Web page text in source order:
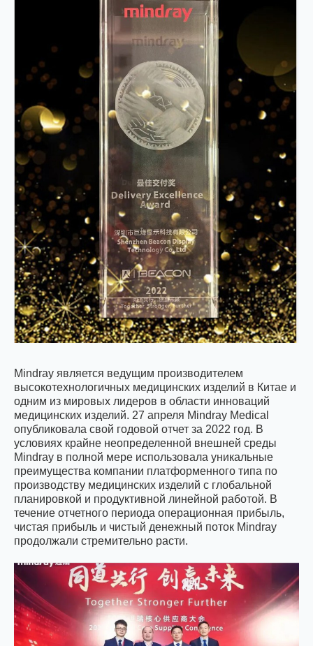
Mindray является ведущим производителем
высокотехнологичных медицинских изделий в Китае и
одним из мировых лидеров в области инноваций
медицинских изделий. 27 апреля Mindray Medical
опубликовала свой годовой отчет за 2022 год. В
условиях крайне неопределенной внешней среды
Mindray в полной мере использовала уникальные
преимущества компании платформенного типа по
производству медицинских изделий с глобальной
планировкой и продуктивной линейной работой. В
течение отчетного периода операционная прибыль,
чистая прибыль и чистый денежный поток Mindray
продолжали стремительно расти.